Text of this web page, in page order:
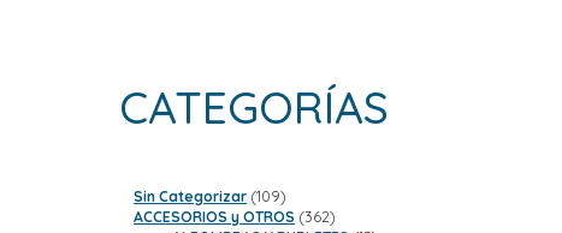
CATEGORÍAS
Sin Categorizar 109109
productos
ACCESORIOS y OTROS 362362